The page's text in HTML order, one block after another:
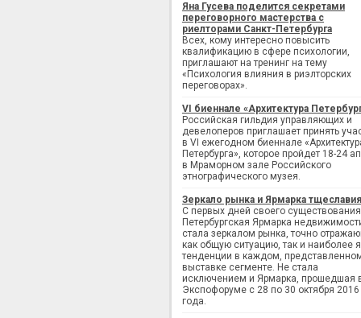
Яна Гусева поделится секретами
переговорного мастерства с
риелторами Санкт-Петербурга
Всех, кому интересно повысить
квалификацию в сфере психологии,
приглашают на тренинг на тему
«Психология влияния в риэлторских
переговорах».
VI биеннале «Архитектура
Российская гильдия управляющих и
девелоперов приглашает принять
в VI ежегодном биеннале
Петербурга», которое пройдет 18-24
в Мраморном зале Российского
этнографического музея.
Зеркало рынка и Ярмарка тщеславия
С первых дней своего существования
Петербургская Ярмарка
стала зеркалом рынка, точно
как общую ситуацию, так и наиболее
тенденции в каждом,
выставке сегменте. Не стала
исключением и Ярмарка, прошедшая
Экспофоруме с 28 по 30 октября 2016
года.